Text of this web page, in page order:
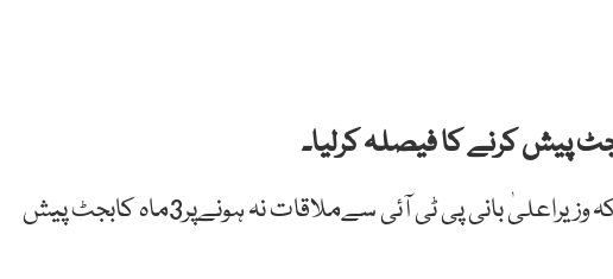
پیش کرنے کا فیصلہ کرلیا۔
ترجمان پی ٹی آئی شوکت یوسفزئی کا کہنا ہے کہ وزیراعلیٰ بانی پی ٹی آئی سےملاقات نہ ہونےپر3ماہ کابجٹ پیش